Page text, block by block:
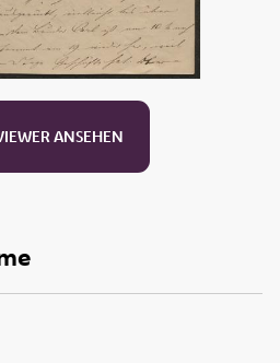
ANSEHEN